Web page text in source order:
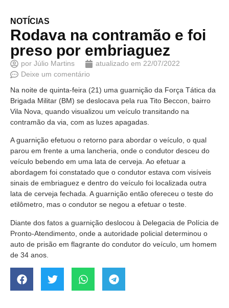
NOTÍCIAS
Rodava na contramão e foi
preso por embriaguez
por Júlio Martins atualizado em 22/07/2022
Deixe um comentário
Na noite de quinta-feira (21) uma guarnição da Força Tática da
Brigada Militar (BM) se deslocava pela rua Tito Beccon, bairro
Vila Nova, quando visualizou um veículo transitando na
contramão da via, com as luzes apagadas.
A guarnição efetuou o retorno para abordar o veículo, o qual
parou em frente a uma lancheria, onde o condutor desceu do
veículo bebendo em uma lata de cerveja. Ao efetuar a
abordagem foi constatado que o condutor estava com visíveis
sinais de embriaguez e dentro do veículo foi localizada outra
lata de cerveja fechada. A guarnição então ofereceu o teste do
etilômetro, mas o condutor se negou a efetuar o teste.
Diante dos fatos a guarnição deslocou à Delegacia de Polícia de
Pronto-Atendimento, onde a autoridade policial determinou o
auto de prisão em flagrante do condutor do veículo, um homem
de 34 anos.